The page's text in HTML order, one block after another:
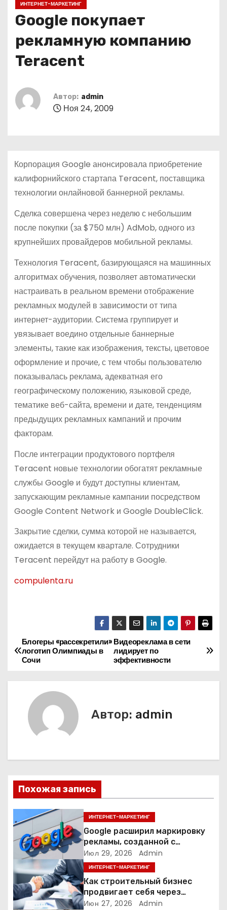
ИНТЕРНЕТ-МАРКЕТИНГ
Google покупает
рекламную компанию
Teracent
Автор: admin
Ноя 24, 2009
Корпорация Google анонсировала приобретение
калифорнийского стартапа Teracent, поставщика
технологии онлайновой баннерной рекламы.
Сделка совершена через неделю с небольшим
после покупки (за $750 млн) AdMob, одного из
крупнейших провайдеров мобильной рекламы.
Технология Teracent, базирующаяся на машинных
алгоритмах обучения, позволяет автоматически
настраивать в реальном времени отображение
рекламных модулей в зависимости от типа
интернет-аудитории. Система группирует и
увязывает воедино отдельные баннерные
элементы, такие как изображения, тексты, цветовое
оформление и прочие, с тем чтобы пользователю
показывалась реклама, адекватная его
географическому положению, языковой среде,
тематике веб-сайта, времени и дате, тенденциям
предыдущих рекламных кампаний и прочим
факторам.
После интеграции продуктового портфеля
Teracent новые технологии обогатят рекламные
службы Google и будут доступны клиентам,
запускающим рекламные кампании посредством
Google Content Network и Google DoubleClick.
Закрытие сделки, сумма которой не называется,
ожидается в текущем квартале. Сотрудники
Teracent перейдут на работу в Google.
compulenta.ru
Н
а
и
я
п
о
з
а
Видеореклама в сети
лидирует по
эффективности
Блогеры «рассекретили»
логотип Олимпиады в
Сочи
Автор: admin
Похожая запись
ИНТЕРНЕТ-МАРКЕТИНГ
Google расширил маркировку
рекламы, созданной с
помощью искусственного
интеллекта
Июл 29, 2026 Admin
ИНТЕРНЕТ-МАРКЕТИНГ
Как строительный бизнес
продвигает себя через
контент: кейс кровельных
Июн 27, 2026 Admin